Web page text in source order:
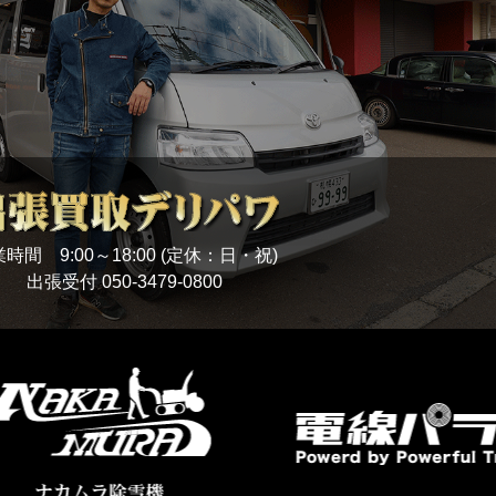
時間 9:00～18:00 (定休：日・祝)
出張受付050-3479-0800